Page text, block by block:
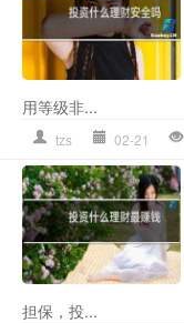
用等级非...
tzs 02-21
担保，投...